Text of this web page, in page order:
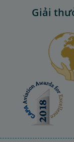
Giải